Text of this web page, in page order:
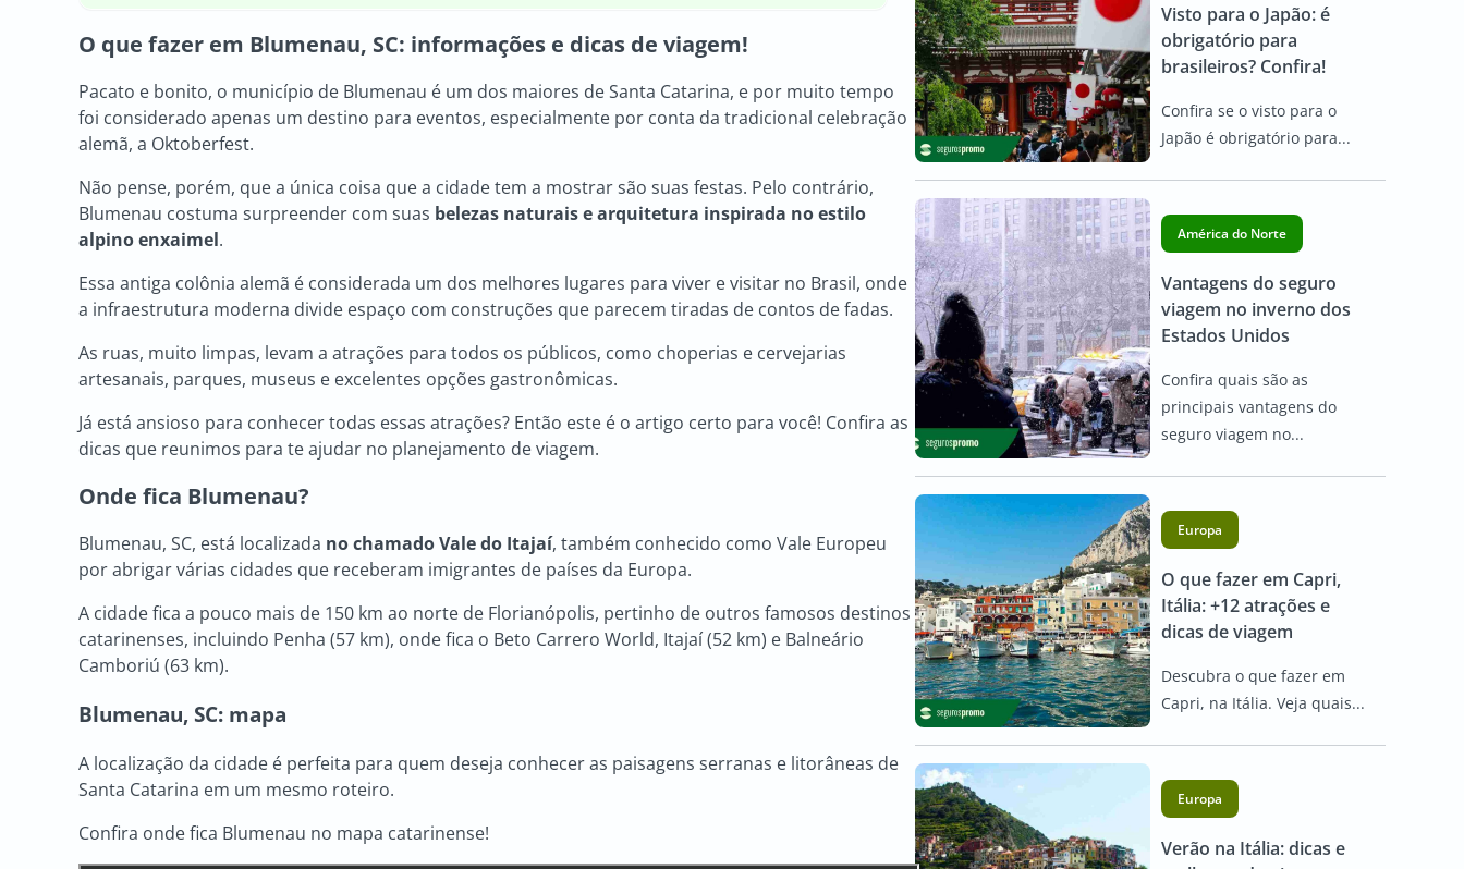
O que fazer em Blumenau, SC: informações e dicas de viagem!
Pacato e bonito, o município de Blumenau é um dos maiores de Santa Catarina, e por muito tempo
foi considerado apenas um destino para eventos, especialmente por conta da tradicional celebração
alemã, a Oktoberfest.
Não pense, porém, que a única coisa que a cidade tem a mostrar são suas festas. Pelo contrário,
Blumenau costuma surpreender com suas belezas naturais e arquitetura inspirada no estilo
alpino enxaimel.
Essa antiga colônia alemã é considerada um dos melhores lugares para viver e visitar no Brasil, onde
a infraestrutura moderna divide espaço com construções que parecem tiradas de contos de fadas.
As ruas, muito limpas, levam a atrações para todos os públicos, como choperias e cervejarias
artesanais, parques, museus e excelentes opções gastronômicas.
Já está ansioso para conhecer todas essas atrações? Então este é o artigo certo para você! Confira as
dicas que reunimos para te ajudar no planejamento de viagem.
Onde fica Blumenau?
Blumenau, SC, está localizada no chamado Vale do Itajaí, também conhecido como Vale Europeu
por abrigar várias cidades que receberam imigrantes de países da Europa.
A cidade fica a pouco mais de 150 km ao norte de Florianópolis, pertinho de outros famosos destinos
catarinenses, incluindo Penha (57 km), onde fica o Beto Carrero World, Itajaí (52 km) e Balneário
Camboriú (63 km).
Blumenau, SC: mapa
A localização da cidade é perfeita para quem deseja conhecer as paisagens serranas e litorâneas de
Santa Catarina em um mesmo roteiro.
Confira onde fica Blumenau no mapa catarinense!
Visto para o Japão: é
obrigatório para
brasileiros? Confira!
Confira se o visto para o
Japão é obrigatório para...
América do Norte
Vantagens do seguro
viagem no inverno dos
Estados Unidos
Confira quais são as
principais vantagens do
seguro viagem no...
Europa
O que fazer em Capri,
Itália: +12 atrações e
dicas de viagem
Descubra o que fazer em
Capri, na Itália. Veja quais...
Europa
Verão na Itália: dicas e